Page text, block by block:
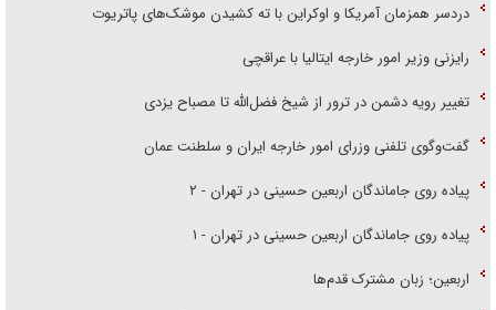
دردسر همزمان آمریکا و اوکراین با ته کشیدن موشک‌های پاتریوت
رایزنی وزیر امور خارجه ایتالیا با عراقچی
تغییر رویه دشمن در ترور از شیخ فضل‌الله تا مصباح یزدی
گفت‌وگوی تلفنی وزرای امور خارجه ایران و سلطنت عمان
پیاده روی جاماندگان اربعین حسینی در تهران - ۲
پیاده روی جاماندگان اربعین حسینی در تهران - ۱
اربعین؛ زبان مشترک قدم‌ها